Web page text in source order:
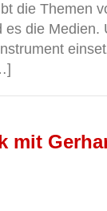
die Themen
die Medien.
mit